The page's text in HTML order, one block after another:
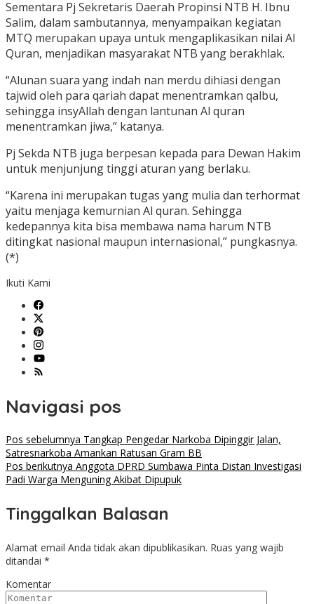
Sementara Pj Sekretaris Daerah Propinsi NTB H. Ibnu
Salim, dalam sambutannya, menyampaikan kegiatan
MTQ merupakan upaya untuk mengaplikasikan nilai Al
Quran, menjadikan masyarakat NTB yang berakhlak.
“Alunan suara yang indah nan merdu dihiasi dengan
tajwid oleh para qariah dapat menentramkan qalbu,
sehingga insyAllah dengan lantunan Al quran
menentramkan jiwa,” katanya.
Pj Sekda NTB juga berpesan kepada para Dewan Hakim
untuk menjunjung tinggi aturan yang berlaku.
“Karena ini merupakan tugas yang mulia dan terhormat
yaitu menjaga kemurnian Al quran. Sehingga
kedepannya kita bisa membawa nama harum NTB
ditingkat nasional maupun internasional,” pungkasnya.
(*)
Ikuti Kami
Navigasi pos
Pos sebelumnya Tangkap Pengedar Narkoba Dipinggir Jalan,
Satresnarkoba Amankan Ratusan Gram BB
Pos berikutnya Anggota DPRD Sumbawa Pinta Distan Investigasi
Padi Warga Menguning Akibat Dipupuk
Tinggalkan Balasan
Alamat email Anda tidak akan dipublikasikan. Ruas yang wajib
ditandai *
Komentar